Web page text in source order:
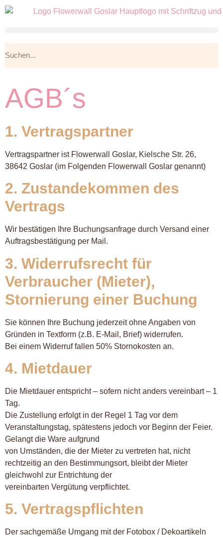
AGB´s
1. Vertragspartner
Vertragspartner ist Flowerwall Goslar, Kielsche Str. 26,
38642 Goslar (im Folgenden Flowerwall Goslar genannt)
2. Zustandekommen des
Vertrags
Wir bestätigen Ihre Buchungsanfrage durch Versand einer
Auftragsbestätigung per Mail.
3. Widerrufsrecht für
Verbraucher (Mieter),
Stornierung einer Buchung
Sie können Ihre Buchung jederzeit ohne Angaben von
Gründen in Textform (z.B. E-Mail, Brief) widerrufen.
Bei einem Widerruf fallen 50% Stornokosten an.
4. Mietdauer
Die Mietdauer entspricht – sofern nicht anders vereinbart – 1
Tag.
Die Zustellung erfolgt in der Regel 1 Tag vor dem
Veranstaltungstag, spätestens jedoch vor Beginn der Feier.
Gelangt die Ware aufgrund
von Umständen, die der Mieter zu vertreten hat, nicht
rechtzeitig an den Bestimmungsort, bleibt der Mieter
gleichwohl zur Entrichtung der
vereinbarten Vergütung verpflichtet.
5. Vertragspflichten
Der sachgemäße Umgang mit der Fotobox / Dekoartikeln